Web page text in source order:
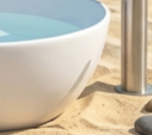
Германия
Другие
Поделиться